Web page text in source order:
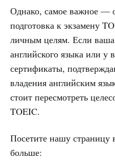
Однако, самое важное —
подготовка к экзамену
личным целям. Если ваша
английского языка или у
сертификаты,
владения английским
стоит пересмотреть
TOEIC.
Посетите нашу страницу
больше: